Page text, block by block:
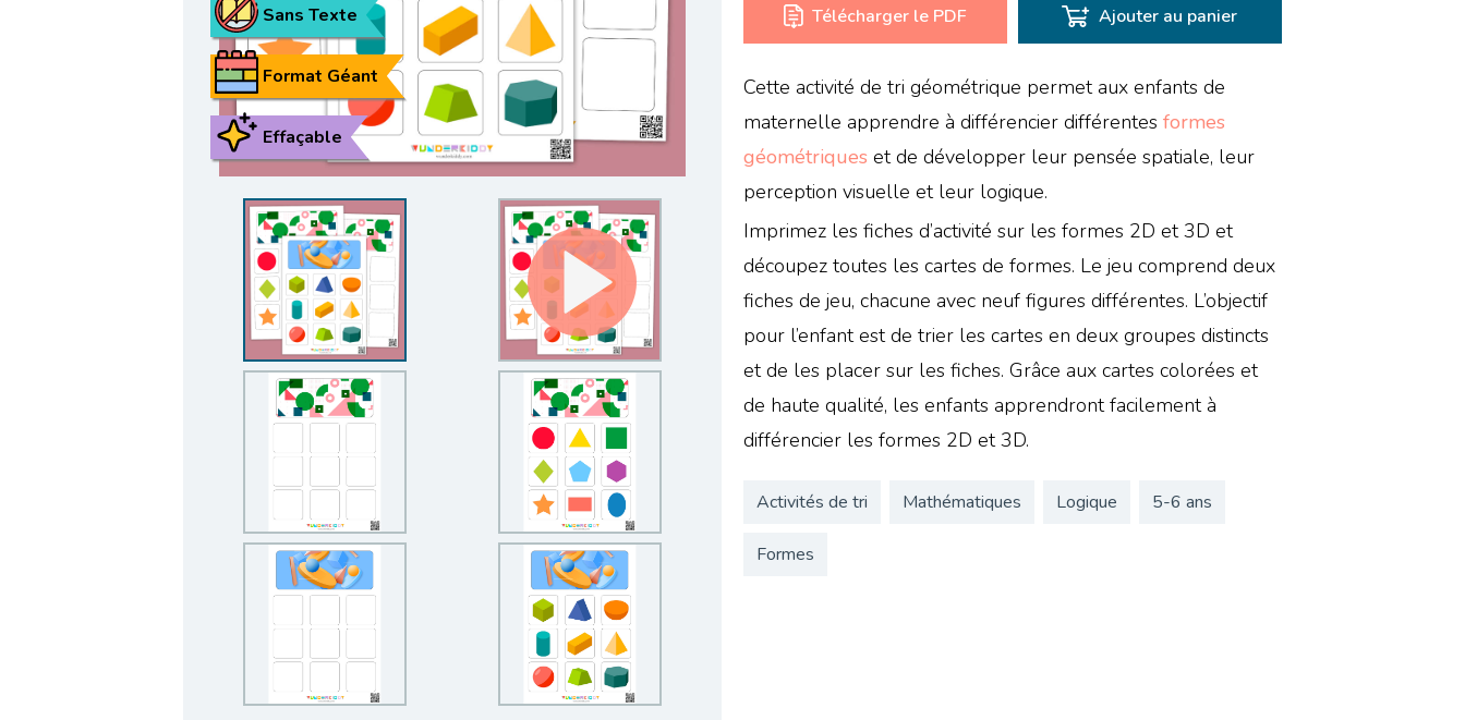
Effaçable
Format Géant
Sans Texte Télécharger le PDF Ajouter au panier
Cette activité de tri géométrique permet aux enfants de
maternelle apprendre à différencier différentesformes
géométriques et de développer leur pensée spatiale, leur
perception visuelle et leur logique.
Imprimez les fiches d’activité sur les formes 2D et 3D et
découpez toutes les cartes de formes. Le jeu comprend deux
fiches de jeu, chacune avec neuf figures différentes. L’objectif
pour l’enfant est de trier les cartes en deux groupes distincts
et de les placer sur les fiches. Grâce aux cartes colorées et
de haute qualité, les enfants apprendront facilement à
différencier les formes 2D et 3D.
Activités de tri Mathématiques Logique 5-6 ans
Formes